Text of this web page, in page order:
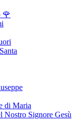
🌹
di Maria
Nostro Signore Gesù